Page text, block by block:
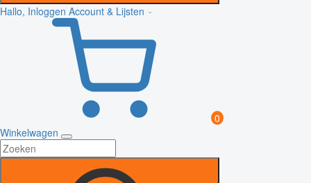
Hallo, Inloggen Account & Lijsten
0
Winkelwagen